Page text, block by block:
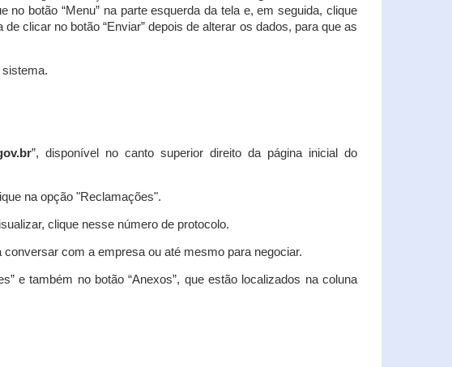
no botão “Menu” na parte esquerda da tela e, em seguida, clique
clicar no botão “Enviar” depois de alterar os dados, para que as
”, disponível no canto superior direito da página inicial do
na opção "Reclamações".
clique nesse número de protocolo.
com a empresa ou até mesmo para negociar.
e também no botão “Anexos”, que estão localizados na coluna